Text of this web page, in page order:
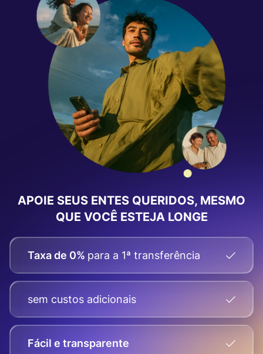
APOIE SEUS ENTES QUERIDOS, MESMO
QUE VOCÊ ESTEJA LONGE
Taxa de 0% para a 1ª transferência
sem custos adicionais
Fácil e transparente